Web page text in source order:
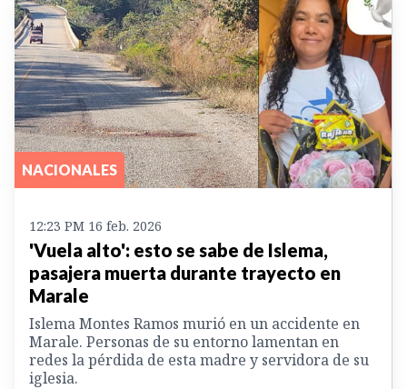
NACIONALES
12:23 PM 16 feb. 2026
'Vuela alto': esto se sabe de Islema,
pasajera muerta durante trayecto en
Marale
Islema Montes Ramos murió en un accidente en
Marale. Personas de su entorno lamentan en
redes la pérdida de esta madre y servidora de su
iglesia.